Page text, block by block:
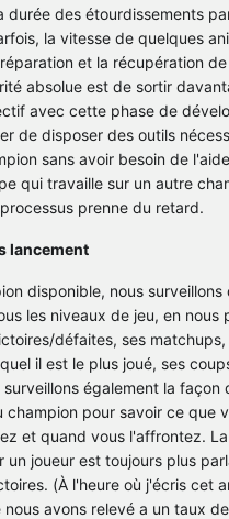
durée des étourdissements
la vitesse de quelques
et la récupération
absolue est de sortir
avec cette phase de
de disposer des outils
sans avoir besoin de
qui travaille sur un autre
prenne du retard.
lancement
disponible, nous surveillons
les niveaux de jeu, en nous
défaites, ses
il est le plus joué, ses
également la façon
champion pour savoir ce que
et quand vous l'affrontez.
un joueur est toujours plus
(À l'heure où j'écris cet
avons relevé a un taux